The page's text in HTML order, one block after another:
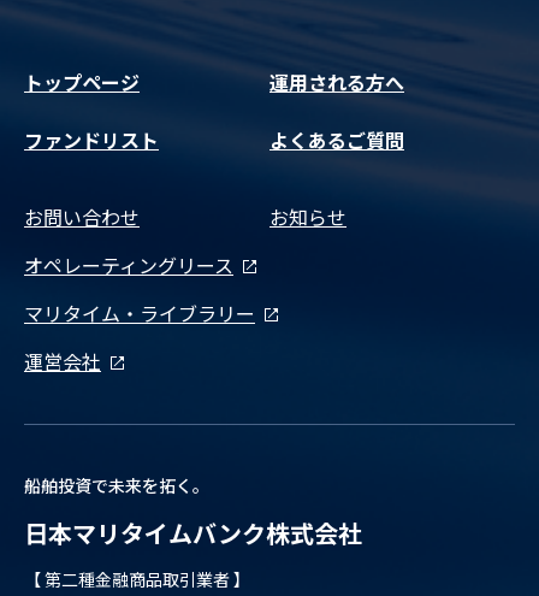
船舶投資で未来を拓く。
日本マリタイムバンク株式会社
【 第二種金融商品取引業者 】
トップページ
運用される方へ
ファンドリスト
よくあるご質問
お問い合わせ
お知らせ
オペレーティングリース
マリタイム・ライブラリー
運営会社